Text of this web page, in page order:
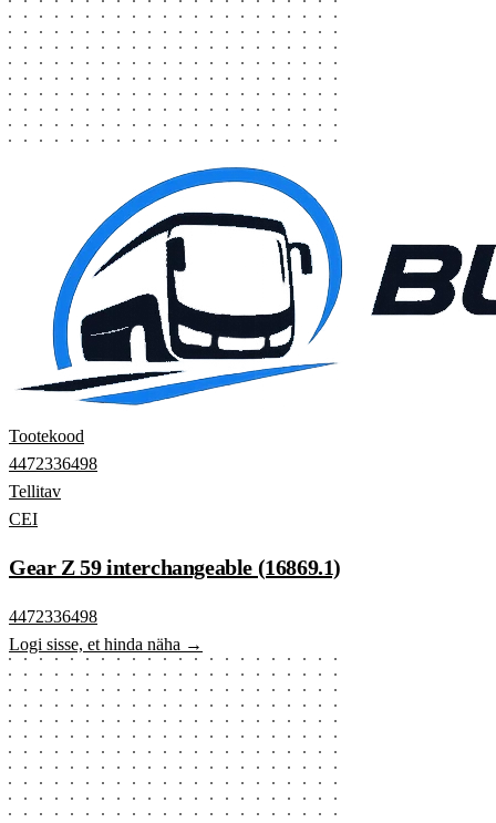
Tootekood
4472336498
Tellitav
CEI
Gear Z 59 interchangeable (16869.1)
4472336498
Logi sisse, et hinda näha →